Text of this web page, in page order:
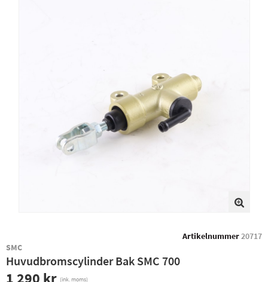
Artikelnummer20717
SMC
Huvudbromscylinder Bak SMC 700
1 290 kr (ink. moms)